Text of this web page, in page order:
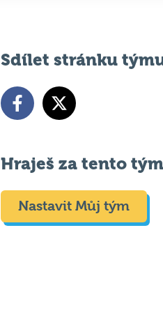
Hraješ za tento tým?
Nastavit Můj tým